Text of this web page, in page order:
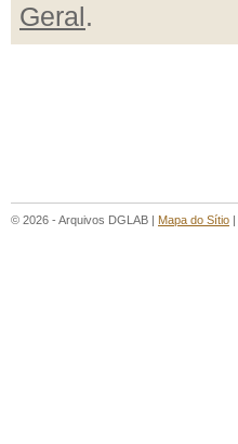
Geral.
© 2026 - Arquivos DGLAB | Mapa do Sítio |